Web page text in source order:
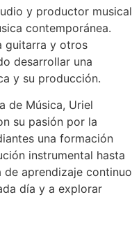
y productor musical
contemporánea.
guitarra y otros
desarrollar una
y su producción.
de Música, Uriel
su pasión por la
una formación
instrumental hasta
aprendizaje continuo
día y a explorar